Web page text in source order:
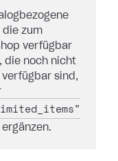
die zum
verfügbar
die noch nicht
sind,